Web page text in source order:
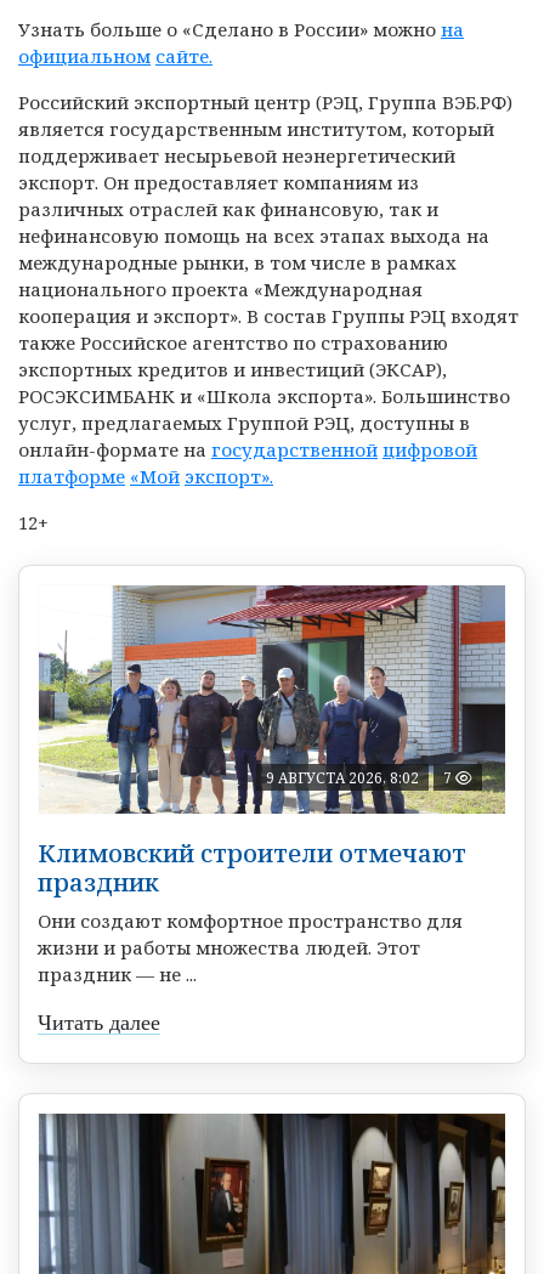
Узнать больше о «Сделано в России» можно на
официальном сайте.
Российский экспортный центр (РЭЦ, Группа ВЭБ.РФ)
является государственным институтом, который
поддерживает несырьевой неэнергетический
экспорт. Он предоставляет компаниям из
различных отраслей как финансовую, так и
нефинансовую помощь на всех этапах выхода на
международные рынки, в том числе в рамках
национального проекта «Международная
кооперация и экспорт». В состав Группы РЭЦ входят
также Российское агентство по страхованию
экспортных кредитов и инвестиций (ЭКСАР),
РОСЭКСИМБАНК и «Школа экспорта». Большинство
услуг, предлагаемых Группой РЭЦ, доступны в
онлайн-формате на государственной цифровой
платформе «Мой экспорт».
12+
9 АВГУСТА 2026, 8:02 7
Климовский строители отмечают
праздник
Они создают комфортное пространство для
жизни и работы множества людей. Этот
праздник — не ...
Читать далее